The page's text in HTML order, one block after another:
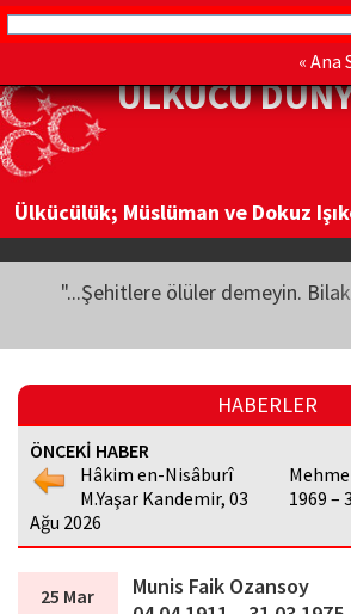
« Ana
ÜLKÜCÜ
Ülkücülük; Müslüman ve Dokuz
"...Şehitlere ölüler demeyin.
HABERLER
ÖNCEKİ HABER
Hâkim en-Nisâburî
M.Yaşar Kandemir, 03
Ağu 2026
1969 –
25 Mar
Munis Faik Ozansoy